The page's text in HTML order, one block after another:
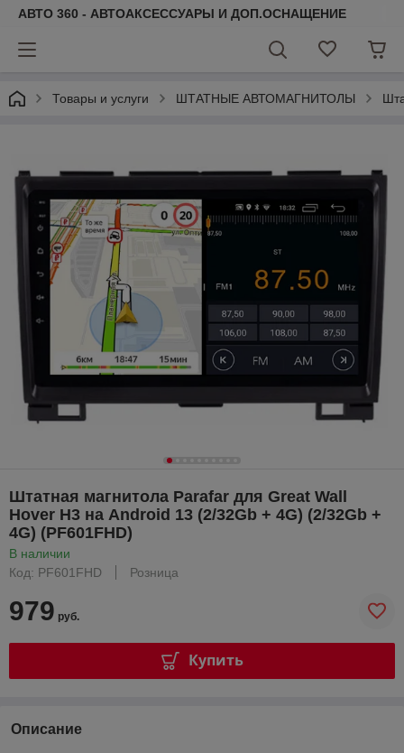
АВТО 360 - АВТОАКСЕССУАРЫ И ДОП.ОСНАЩЕНИЕ
Товары и услуги ШТАТНЫЕ АВТОМАГНИТОЛЫ
Штатная магнитола Parafar для Great Wall
Hover H3 на Android 13 (2/32Gb + 4G) (2/32Gb +
4G) (PF601FHD)
В наличии
Код: PF601FHD
Розница
979 руб.
Купить
Описание